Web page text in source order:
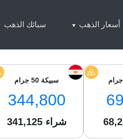
أسعار الذهب سبائك الذهب
سبيكة 50 جرام
344,800
341,125 شراء